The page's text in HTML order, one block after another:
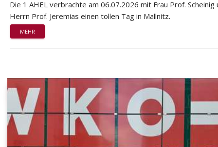
Die 1 AHEL verbrachte am 06.07.2026 mit Frau Prof. Scheinig
Herrn Prof. Jeremias einen tollen Tag in Mallnitz.
MEHR